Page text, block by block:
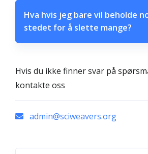
Hva hvis jeg bare vil beholde
stedet for å slette mange?
Hvis du ikke finner svar på
kontakte oss
admin@sciweavers.org